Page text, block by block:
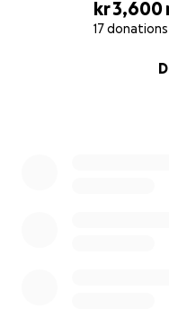
kr 3,600
17 donations